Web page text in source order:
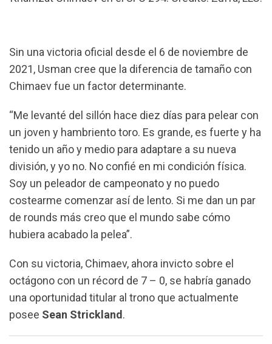
Sin una victoria oficial desde el 6 de noviembre de
2021, Usman cree que la diferencia de tamaño con
Chimaev fue un factor determinante.
“Me levanté del sillón hace diez días para pelear con
un joven y hambriento toro. Es grande, es fuerte y ha
tenido un año y medio para adaptare a su nueva
división, y yo no. No confié en mi condición física.
Soy un peleador de campeonato y no puedo
costearme comenzar así de lento. Si me dan un par
de rounds más creo que el mundo sabe cómo
hubiera acabado la pelea”.
Con su victoria, Chimaev, ahora invicto sobre el
octágono con un récord de 7 – 0, se habría ganado
una oportunidad titular al trono que actualmente
posee Sean Strickland.